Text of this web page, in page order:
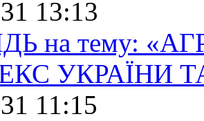
13:13
на тему:
УКРАЇНИ
11:15